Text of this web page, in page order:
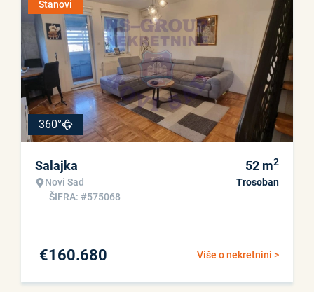
Stanovi
360°
Salajka
Novi Sad
ŠIFRA: #575068
52 m2
Trosoban
Više o nekretnini >
€160.680